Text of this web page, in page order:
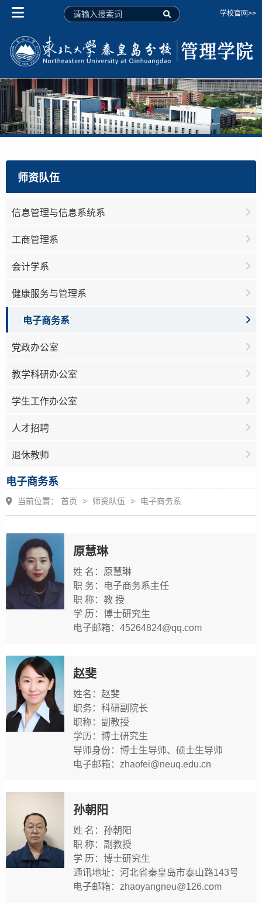
学校官网>>
师资队伍
信息管理与信息系统系
工商管理系
会计学系
健康服务与管理系
电子商务系
党政办公室
教学科研办公室
学生工作办公室
人才招聘
退休教师
电子商务系
当前位置： 首页 > 师资队伍 > 电子商务系
原慧琳
姓 名：原慧琳
职 务：电子商务系主任
职 称：教 授
学 历：博士研究生
电子邮箱：45264824@qq.com
赵斐
姓名：赵斐
职务：科研副院长
职称：副教授
学历：博士研究生
导师身份：博士生导师、硕士生导师
电子邮箱：zhaofei@neuq.edu.cn
孙朝阳
姓 名：孙朝阳
职 称：副教授
学 历：博士研究生
通讯地址：河北省秦皇岛市泰山路143号
电子邮箱：zhaoyangneu@126.com